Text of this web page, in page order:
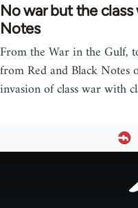
No war but the class
Notes
From the War in the Gulf,
from Red and Black Notes
invasion of class war with